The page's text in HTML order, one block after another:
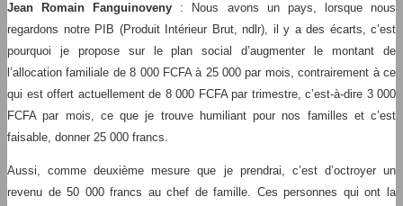
Jean Romain Fanguinoveny : Nous avons un pays, lorsque nous
regardons notre PIB (Produit Intérieur Brut, ndlr), il y a des écarts, c’est
pourquoi je propose sur le plan social d’augmenter le montant de
l’allocation familiale de 8 000 FCFA à 25 000 par mois, contrairement à ce
qui est offert actuellement de 8 000 FCFA par trimestre, c’est-à-dire 3 000
FCFA par mois, ce que je trouve humiliant pour nos familles et c’est
faisable, donner 25 000 francs.
Aussi, comme deuxième mesure que je prendrai, c’est d’octroyer un
revenu de 50 000 francs au chef de famille. Ces personnes qui ont la